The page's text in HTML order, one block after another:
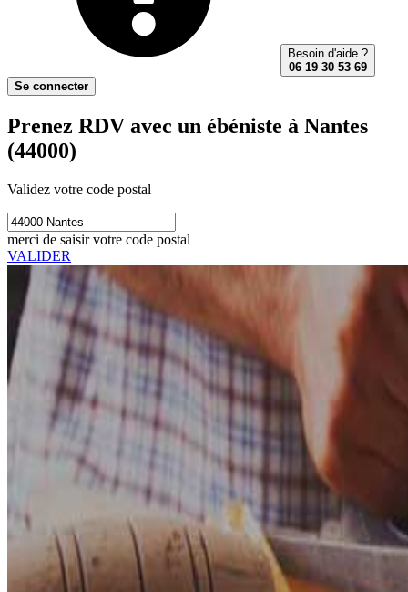
Besoin d'aide ?
06 19 30 53 69
Se connecter
Prenez RDV avec un ébéniste à Nantes
(44000)
Validez votre code postal
merci de saisir votre code postal
VALIDER